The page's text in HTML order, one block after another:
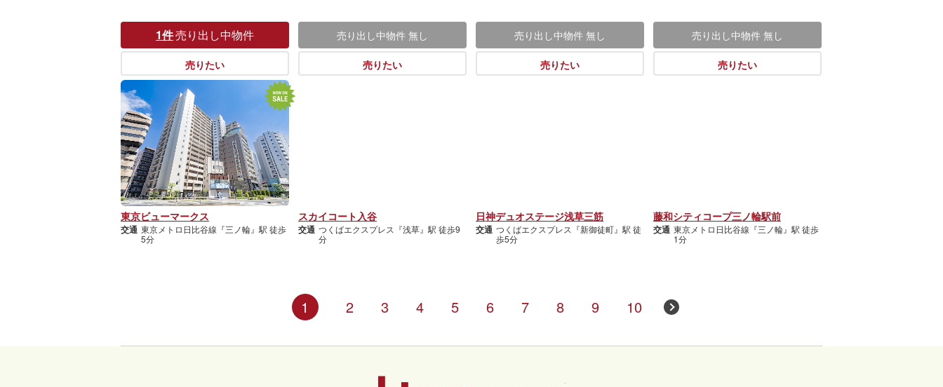
東京ビューマークス
1件売り出し中物件
売りたい
交通 東京メトロ日比谷線『三ノ輪』駅 徒歩
5分
スカイコート入谷
売り出し中物件 無し
売りたい
交通 つくばエクスプレス『浅草』駅 徒歩9
分
日神デュオステージ浅草三筋
売り出し中物件 無し
売りたい
交通 つくばエクスプレス『新御徒町』駅 徒
歩5分
藤和シティコープ三ノ輪駅前
売り出し中物件 無し
売りたい
交通 東京メトロ日比谷線『三ノ輪』駅 徒歩
1分
1 2 3 4 5 6 7 8 9 10